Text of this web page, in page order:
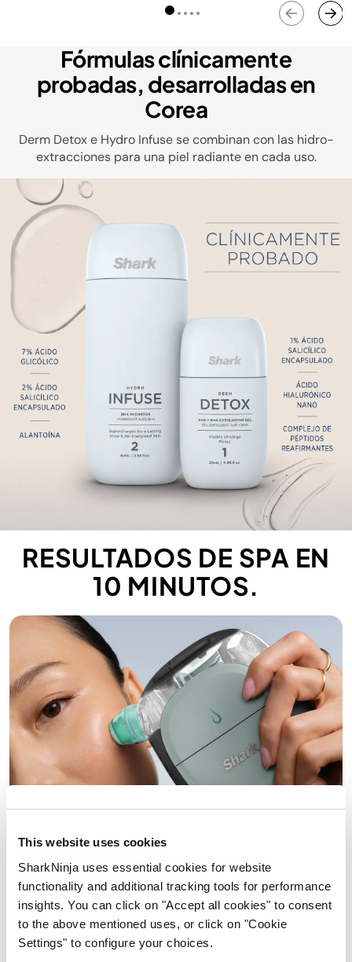
This website uses cookies
SharkNinja uses essential cookies for website
functionality and additional tracking tools for performance
insights. You can click on "Accept all cookies" to consent
to the above mentioned uses, or click on "Cookie
Settings" to configure your choices.
Fórmulas clínicamente
probadas, desarrolladas en
Corea
Derm Detox e Hydro Infuse se combinan con las hidro-
extracciones para una piel radiante en cada uso.
RESULTADOS DE SPA EN
10 MINUTOS.
Poros visiblemente más pequeños
desde el primer uso*
La tecnología hidro-potenciada limpia los poros en
profundidad para extracciones seguras que respetan la